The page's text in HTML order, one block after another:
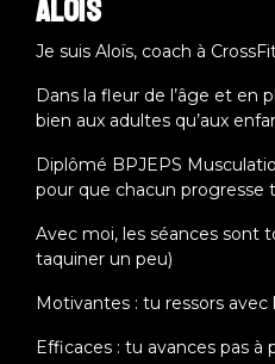
Aloïs
Je suis Aloïs, coach à
Dans la fleur de l’âge et en
bien aux adultes qu’aux
Diplômé BPJEPS
pour que chacun progresse
Avec moi, les séances sont
taquiner un peu)
Motivantes : tu ressors
Efficaces : tu avances pas à